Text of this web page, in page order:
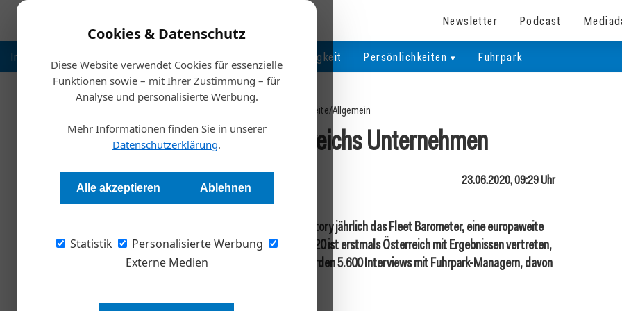
Cookies & Datenschutz
Diese Website verwendet Cookies für essenzielle
Funktionen sowie – mit Ihrer Zustimmung – für
Analyse und personalisierte Werbung.
Mehr Informationen finden Sie in unserer
Datenschutzerklärung.
Alle akzeptieren Ablehnen
Statistik
Personalisierte Werbung
Externe Medien
Newsletter Podcast
Inspiration Nachhaltigkeit Persönlichkeiten Fuhrpark
Startseite/Allgemein
So fahren Österreichs Unternehmen
Redaktion 23.06.2020, 09:29 Uhr
Seit 2002 veröffentlicht Arval Mobility Observatory jährlich das Fleet Barometer, eine europaweite
Studie zu Trends in Fuhrparks und Mobilität. 2020 ist erstmals Österreich mit Ergebnissen vertreten,
insgesamt sind 20 Länder dabei. Insgesamt wurden 5.600 Interviews mit Fuhrpark-Managern, davon